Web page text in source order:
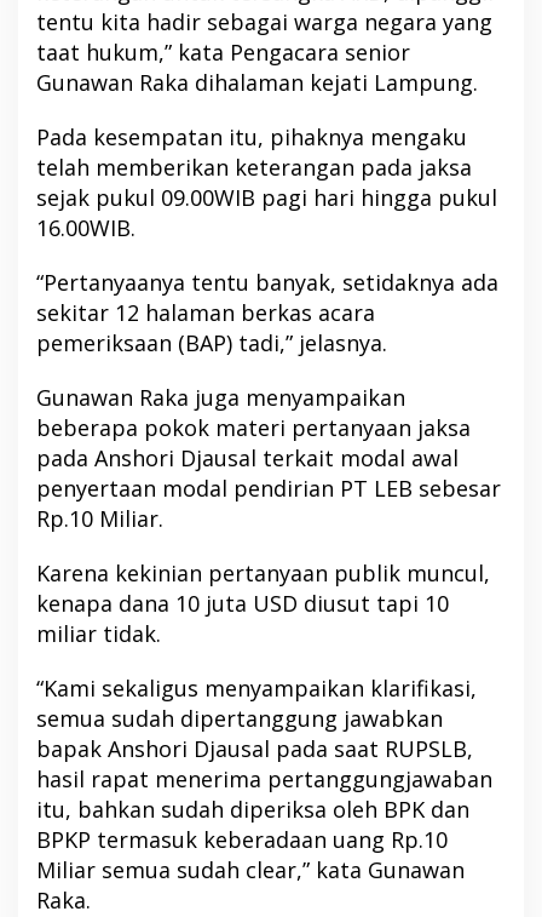
tentu kita hadir sebagai warga negara yang
taat hukum,” kata Pengacara senior
Gunawan Raka dihalaman kejati Lampung.
Pada kesempatan itu, pihaknya mengaku
telah memberikan keterangan pada jaksa
sejak pukul 09.00WIB pagi hari hingga pukul
16.00WIB.
“Pertanyaanya tentu banyak, setidaknya ada
sekitar 12 halaman berkas acara
pemeriksaan (BAP) tadi,” jelasnya.
Gunawan Raka juga menyampaikan
beberapa pokok materi pertanyaan jaksa
pada Anshori Djausal terkait modal awal
penyertaan modal pendirian PT LEB sebesar
Rp.10 Miliar.
Karena kekinian pertanyaan publik muncul,
kenapa dana 10 juta USD diusut tapi 10
miliar tidak.
“Kami sekaligus menyampaikan klarifikasi,
semua sudah dipertanggung jawabkan
bapak Anshori Djausal pada saat RUPSLB,
hasil rapat menerima pertanggungjawaban
itu, bahkan sudah diperiksa oleh BPK dan
BPKP termasuk keberadaan uang Rp.10
Miliar semua sudah clear,” kata Gunawan
Raka.